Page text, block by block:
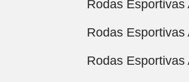
Rodas Esportivas
Rodas Esportivas
Rodas Esportivas